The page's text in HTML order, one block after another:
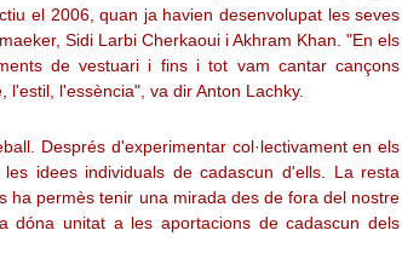
el 2006, quan ja havien desenvolupat les seves
Sidi Larbi Cherkaoui i Akhram Khan. "En els
de vestuari i fins i tot vam cantar cançons
l'essència", va dir Anton Lachky.
Després d'experimentar col·lectivament en els
idees individuals de cadascun d'ells. La resta
ha permès tenir una mirada des de fora del nostre
dóna unitat a les aportacions de cadascun dels